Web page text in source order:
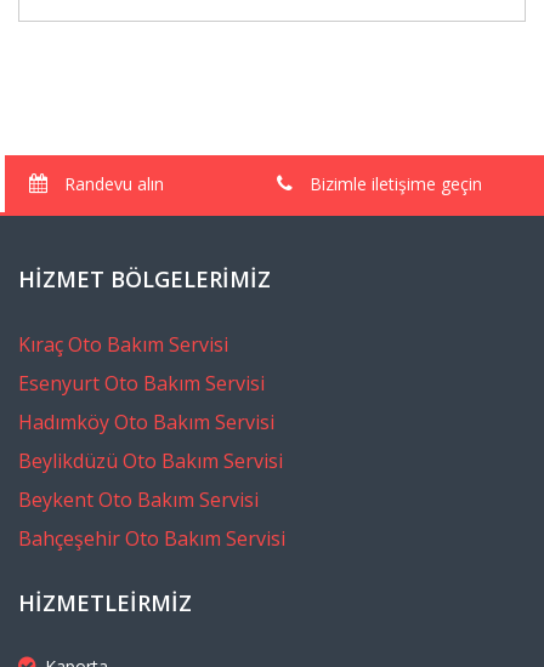
Randevu alın Bizimle iletişime geçin
HIZMET BÖLGELERIMIZ
Kıraç Oto Bakım Servisi
Esenyurt Oto Bakım Servisi
Hadımköy Oto Bakım Servisi
Beylikdüzü Oto Bakım Servisi
Beykent Oto Bakım Servisi
Bahçeşehir Oto Bakım Servisi
HIZMETLEIRMIZ